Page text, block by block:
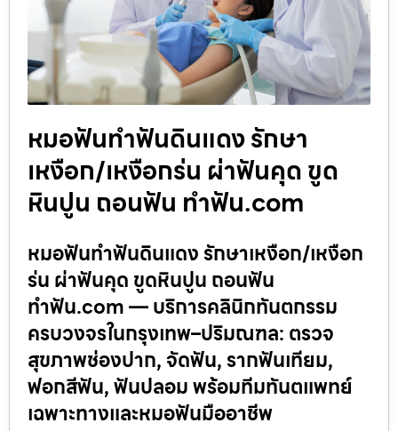
หมอฟันทำฟันดินแดง รักษา
เหงือก/เหงือกร่น ผ่าฟันคุด ขูด
หินปูน ถอนฟัน ทำฟัน.com
หมอฟันทำฟันดินแดง รักษาเหงือก/เหงือก
ร่น ผ่าฟันคุด ขูดหินปูน ถอนฟัน
ทำฟัน.com — บริการคลินิกทันตกรรม
ครบวงจรในกรุงเทพ–ปริมณฑล: ตรวจ
สุขภาพช่องปาก, จัดฟัน, รากฟันเทียม,
ฟอกสีฟัน, ฟันปลอม พร้อมทีมทันตแพทย์
เฉพาะทางและหมอฟันมืออาชีพ